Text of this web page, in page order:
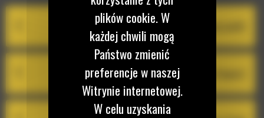
plików cookie. W
każdej chwili mogą
Państwo zmienić
preferencje w naszej
Witrynie internetowej.
W celu uzyskania